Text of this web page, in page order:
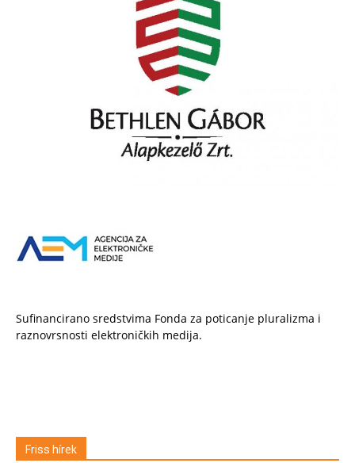
Sufinancirano sredstvima Fonda za poticanje pluralizma i
raznovrsnosti elektroničkih medija.
Friss hírek